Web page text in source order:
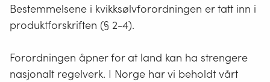
Bestemmelsene i kvikksølvforordningen er tatt inn i
produktforskriften (§ 2-4).
Forordningen åpner for at land kan ha strengere
nasjonalt regelverk. I Norge har vi beholdt vårt